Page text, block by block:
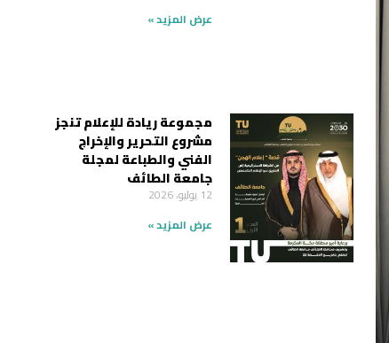
عرض المزيد »
مجموعة ريادة للإعلام تنجز
مشروع التحرير والإخراج
الفني والطباعة لمجلة
جامعة الطائف
12 يوليو، 2026
عرض المزيد »